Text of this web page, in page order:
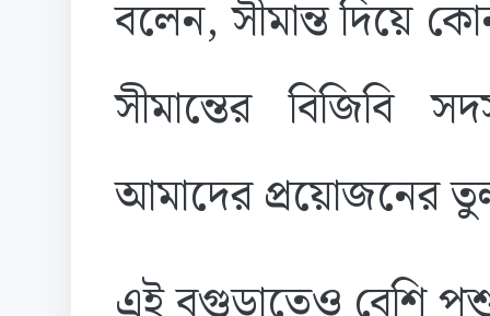
বলেন, সীমান্ত দিয়ে
সীমান্তের বিজিবি
আমাদের প্রয়োজনের